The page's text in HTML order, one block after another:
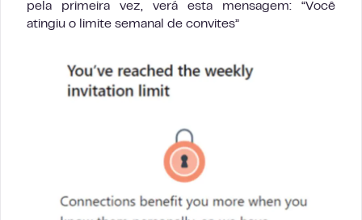
pela primeira vez, verá esta mensagem: “Você
atingiu o limite semanal de convites”